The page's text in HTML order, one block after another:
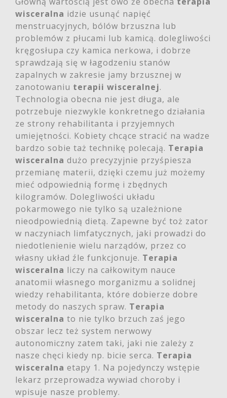
wisceralna idzie usunąć napięć
menstruacyjnych, bólów brzuszna lub
problemów z płucami lub kamicą. dolegliwości
kręgosłupa czy kamica nerkowa, i dobrze
sprawdzają się w łagodzeniu stanów
zapalnych w zakresie jamy brzusznej w
zanotowaniu terapii wisceralnej.
Technologia obecna nie jest długa, ale
potrzebuje niezwykle konkretnego działania
ze strony rehabilitanta i przyjemnych
umiejętności. Kobiety chcące stracić na wadze
bardzo sobie taż technikę polecają. Terapia
wisceralna dużo precyzyjnie przyśpiesza
przemianę materii, dzięki czemu już możemy
mieć odpowiednią formę i zbędnych
kilogramów. Dolegliwości układu
pokarmowego nie tylko są uzależnione
nieodpowiednią dietą. Zapewne być toż zator
w naczyniach limfatycznych, jaki prowadzi do
niedotlenienie wielu narządów, przez co
własny układ źle funkcjonuje. Terapia
wisceralna liczy na całkowitym nauce
anatomii własnego morganizmu a solidnej
wiedzy rehabilitanta, które dobierze dobre
metody do naszych spraw. Terapia
wisceralna to nie tylko brzuch zaś jego
obszar lecz też system nerwowy
autonomiczny zatem taki, jaki nie zależy z
nasze chęci kiedy np. bicie serca. Terapia
wisceralna etapy 1. Na pojedynczy wstępie
lekarz przeprowadza wywiad choroby i
wpisuje nasze problemy.